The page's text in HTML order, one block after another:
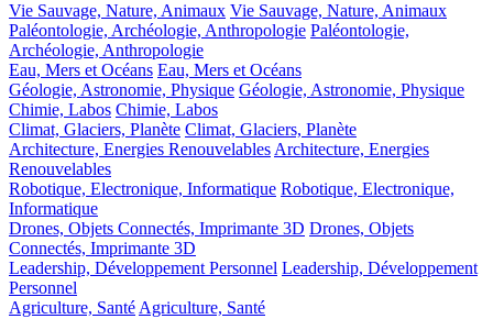
Vie Sauvage, Nature, Animaux Vie Sauvage, Nature, Animaux
Paléontologie, Archéologie, Anthropologie Paléontologie,
Archéologie, Anthropologie
Eau, Mers et Océans Eau, Mers et Océans
Géologie, Astronomie, Physique Géologie, Astronomie, Physique
Chimie, Labos Chimie, Labos
Climat, Glaciers, Planète Climat, Glaciers, Planète
Architecture, Energies RenouvelablesArchitecture, Energies
Renouvelables
Robotique, Electronique, Informatique Robotique, Electronique,
Informatique
Drones, Objets Connectés, Imprimante 3D Drones, Objets
Connectés, Imprimante 3D
Leadership, Développement Personnel Leadership, Développement
Personnel
Agriculture, SantéAgriculture, Santé